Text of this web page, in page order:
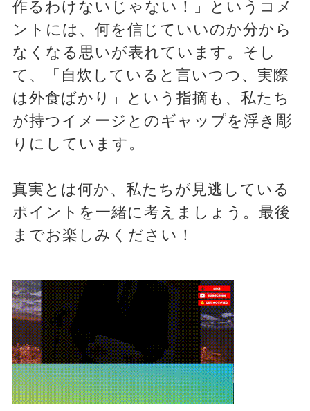
作るわけないじゃない！」というコメ
ントには、何を信じていいのか分から
なくなる思いが表れています。そし
て、「自炊していると言いつつ、実際
は外食ばかり」という指摘も、私たち
が持つイメージとのギャップを浮き彫
りにしています。
真実とは何か、私たちが見逃している
ポイントを一緒に考えましょう。最後
までお楽しみください！